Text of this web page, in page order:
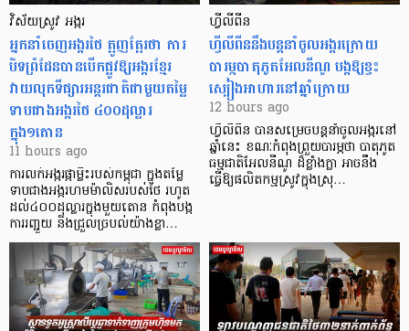
វិស័យស្រូវ អង្ករ
អ្នកនាំចេញអង្ករថៃ ត្អូញត្អែរថា ការ
បិទព្រំដែនបានបើកផ្លូវឱ្យអង្ករខ្មែរ
វាយលុកទីផ្សារអន្តរជាតិជាមួយតម្លៃ
ទាបជាងអង្ករថៃ ៤០០ដុល្លារ
ក្នុង១តោន
11 hours ago
ការលក់អង្ករផ្កាម្លិះរបស់កម្ពុជា ក្នុងតម្លៃ
ទាបជាងអង្ករហមម៉ាលិសរបស់ថៃ រហូត
ដល់៤០០ដុល្លារក្នុងមួយតោន កំពុងបង្ក
ការរញ្ជួយ និងជ្រួលច្របល់យ៉ាងខ្លា…
ហ្វីលីពីន
ហ្វីលីពីននឹងបន្តនាំចូលអង្ករក្រោយ
បារម្ភបាតុភូតអែលនីណូ បង្កឱ្យខ្វះ
ស្បៀងអាហារនៅឆ្នាំក្រោយ
12 hours ago
ហ្វីលីពីន បាន​សម្រេចបន្តនាំចូលអង្ករនៅ
ឆ្នាំនេះ ខណៈកំពុងព្រួយបារម្ភថា បាតុភូត
ធម្មជាតិអែលនីណូ ដ៏ខ្លាំងក្លា​ អាចនឹង
ធ្វើឱ្យផលិតកម្មស្រូវក្នុងស្រុ…